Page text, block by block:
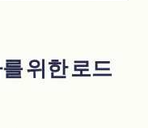
위한 로드